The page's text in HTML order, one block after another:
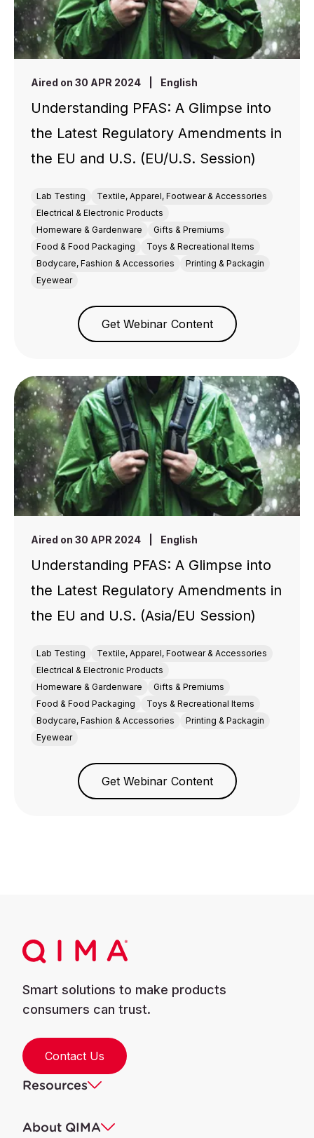
Aired on 30 APR 2024 English
Understanding PFAS: A Glimpse into
the Latest Regulatory Amendments in
the EU and U.S. (EU/U.S. Session)
Lab Testing
Textile, Apparel, Footwear & Accessories
Electrical & Electronic Products
Homeware & Gardenware
Gifts & Premiums
Food & Food Packaging
Toys & Recreational Items
Bodycare, Fashion & Accessories
Printing & Packagin
Eyewear
Get Webinar Content
Aired on 30 APR 2024 English
Understanding PFAS: A Glimpse into
the Latest Regulatory Amendments in
the EU and U.S. (Asia/EU Session)
Lab Testing
Textile, Apparel, Footwear & Accessories
Electrical & Electronic Products
Homeware & Gardenware
Gifts & Premiums
Food & Food Packaging
Toys & Recreational Items
Bodycare, Fashion & Accessories
Printing & Packagin
Eyewear
Get Webinar Content
Smart solutions to make products
consumers can trust.
Contact Us
Resources
About QIMA